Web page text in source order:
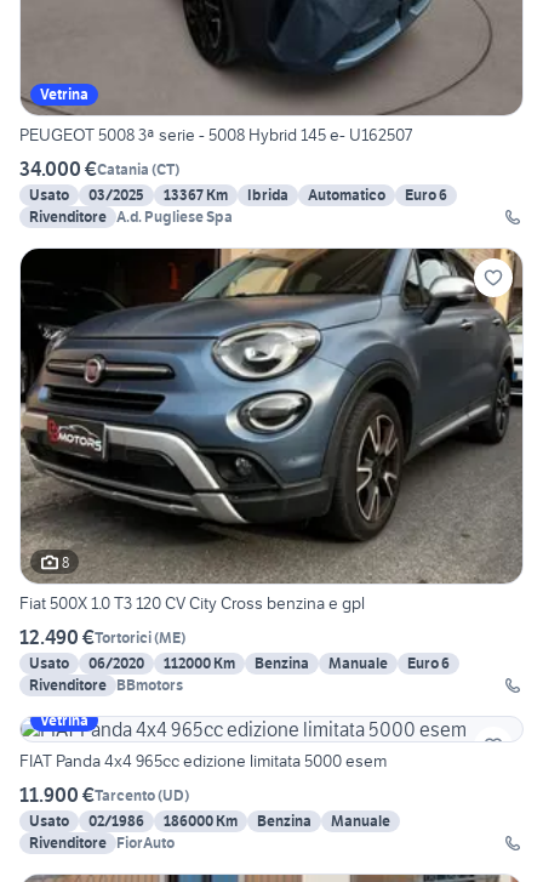
Vetrina
PEUGEOT 5008 3ª serie - 5008 Hybrid 145 e- U162507
34.000 €Catania (CT)
Usato
03/2025 13367 Km Ibrida Automatico
Euro 6
Rivenditore A.d. Pugliese Spa
8
Fiat 500X 1.0 T3 120 CV City Cross benzina e gpl
12.490 €Tortorici(ME)
Usato
06/2020 112000 Km Benzina Manuale
Euro 6
Rivenditore BBmotors
Vetrina
FIAT Panda 4x4 965cc edizione limitata 5000 esem
11.900 €Tarcento(UD)
Usato
02/1986 186000 Km Benzina
Manuale
Rivenditore FiorAuto